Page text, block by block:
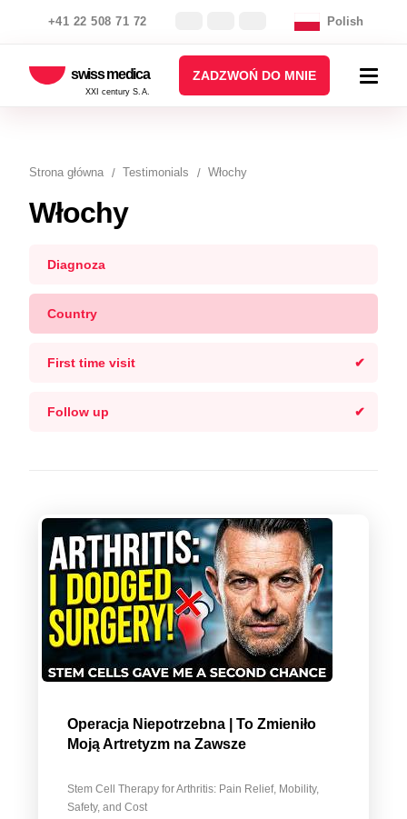
+41 22 508 71 72 Polish
swiss medica
XXI century S.A.
ZADZWOŃ DO MNIE
Strona główna Testimonials Włochy
Włochy
Diagnoza
Country
First time visit
Follow up
Operacja Niepotrzebna | To Zmieniło
Moją Artretyzm na Zawsze
Stem Cell Therapy for Arthritis: Pain Relief, Mobility,
Safety, and Cost